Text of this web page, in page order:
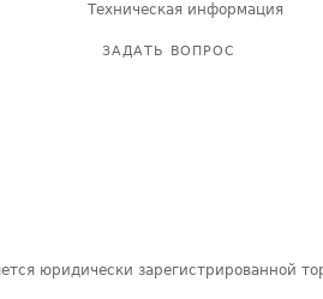
Техническая информация
ЗАДАТЬ ВОПРОС
юридически зарегистрированной